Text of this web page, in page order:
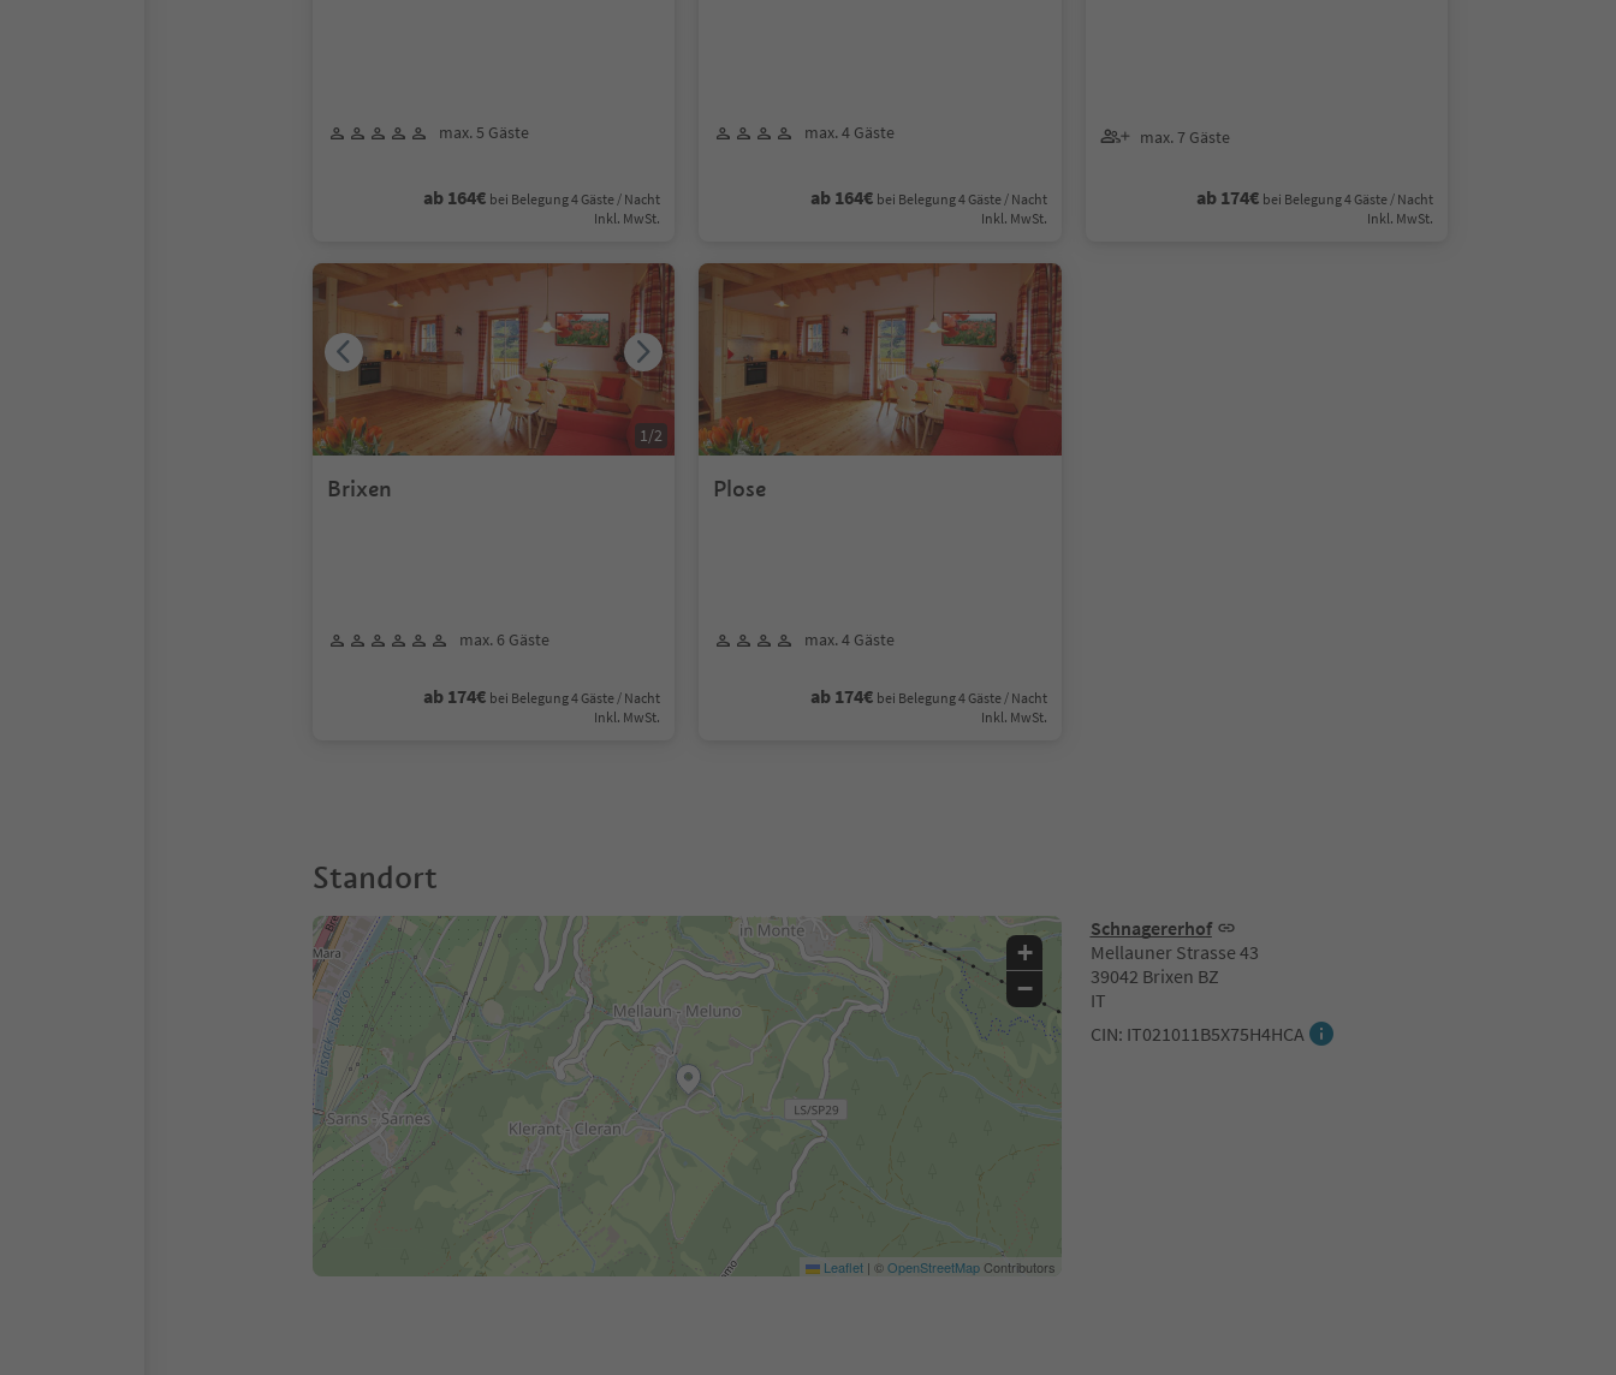
max. 5 Gäste
ab 164€ bei Belegung 4 Gäste / Nacht
Inkl. MwSt.
max. 4 Gäste
ab 164€ bei Belegung 4 Gäste / Nacht
Inkl. MwSt.
max. 7 Gäste
ab 174€ bei Belegung 4 Gäste / Nacht
Inkl. MwSt.
Brixen
max. 6 Gäste
ab 174€ bei Belegung 4 Gäste / Nacht
Inkl. MwSt.
1/2
Plose
max. 4 Gäste
ab 174€ bei Belegung 4 Gäste / Nacht
Inkl. MwSt.
Standort
Schnagererhof
Mellauner Strasse 43
39042 Brixen BZ
IT
CIN: IT021011B5X75H4HCA
+
−
Leaflet | ©OpenStreetMapContributors